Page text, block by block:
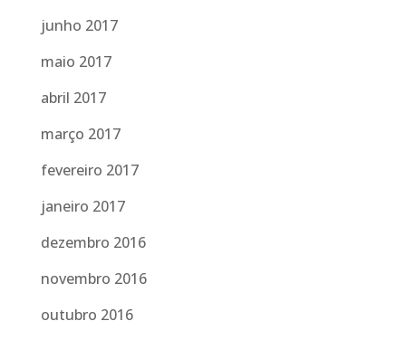
junho 2017
maio 2017
abril 2017
março 2017
fevereiro 2017
janeiro 2017
dezembro 2016
novembro 2016
outubro 2016